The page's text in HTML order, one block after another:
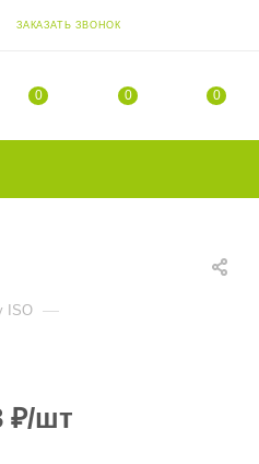
ЗАКАЗАТЬ ЗВОНОК
0 0 0
ISO —
₽/шт